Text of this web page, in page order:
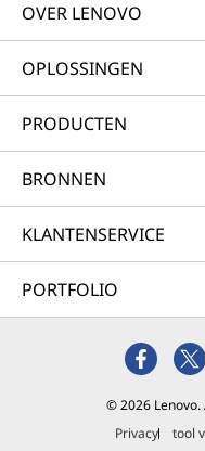
OVER LENOVO
OPLOSSINGEN
PRODUCTEN
BRONNEN
KLANTENSERVICE
PORTFOLIO
© 2026
Privacy
tool